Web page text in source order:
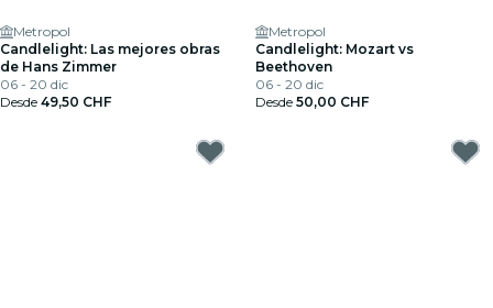
Metropol
Candlelight: Las mejores obras
de Hans Zimmer
06 - 20 dic
Desde 49,50 CHF
Metropol
Candlelight: Mozart vs
Beethoven
06 - 20 dic
Desde 50,00 CHF